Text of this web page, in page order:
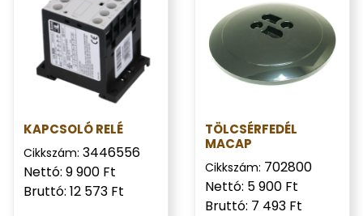
KAPCSOLÓ RELÉ
Cikkszám: 3446556
Nettó: 9 900 Ft
Bruttó: 12 573 Ft
TÖLCSÉRFEDÉL
MACAP
Cikkszám: 702800
Nettó: 5 900 Ft
Bruttó: 7 493 Ft